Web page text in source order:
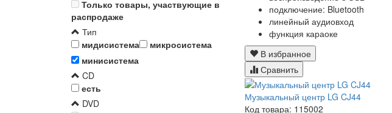
Только товары, участвующие в
распродаже
Тип
мидисистема
микросистема
минисистема
CD
есть
DVD
подключение: Bluetooth
линейный аудиовход
функция караоке
В избранное
Сравнить
Музыкальный центр LG CJ44
Код товара: 115002